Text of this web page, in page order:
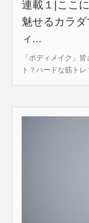
連載１|ここ
魅せるカラ
ィ...
「ボディメイク」
ト？ハードな筋ト